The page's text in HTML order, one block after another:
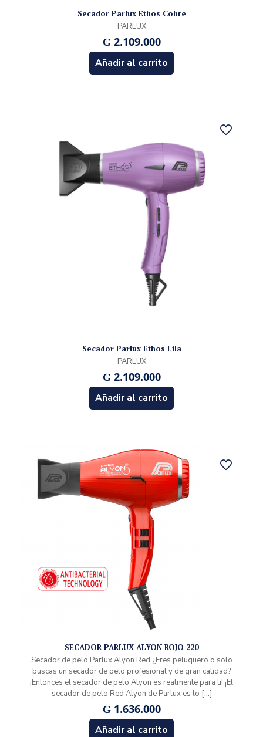
Secador Parlux Ethos Cobre
PARLUX
₲2.109.000
Añadir al carrito
Secador Parlux Ethos Lila
PARLUX
₲2.109.000
Añadir al carrito
SECADOR PARLUX ALYON ROJO 220
Secador de pelo Parlux Alyon Red ¿Eres peluquero o solo
buscas un secador de pelo profesional y de gran calidad?
¡Entonces el secador de pelo Alyon es realmente para ti! ¡El
secador de pelo Red Alyon de Parlux es lo […]
₲1.636.000
Añadir al carrito